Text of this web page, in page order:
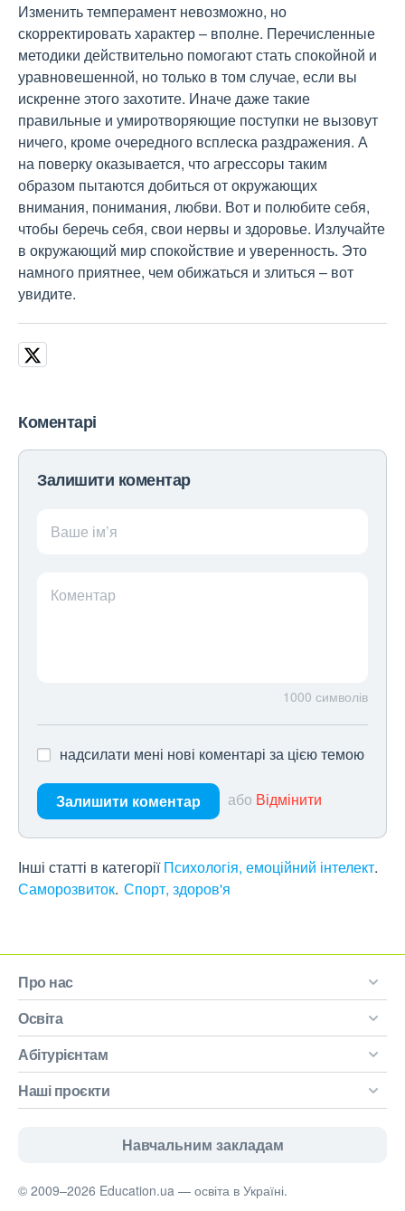
Изменить темперамент невозможно, но
скорректировать характер – вполне. Перечисленные
методики действительно помогают стать спокойной и
уравновешенной, но только в том случае, если вы
искренне этого захотите. Иначе даже такие
правильные и умиротворяющие поступки не вызовут
ничего, кроме очередного всплеска раздражения. А
на поверку оказывается, что агрессоры таким
образом пытаются добиться от окружающих
внимания, понимания, любви. Вот и полюбите себя,
чтобы беречь себя, свои нервы и здоровье. Излучайте
в окружающий мир спокойствие и уверенность. Это
намного приятнее, чем обижаться и злиться – вот
увидите.
Коментарі
Залишити коментар
Ваше ім’я
Коментар
1000 символів
надсилати мені нові коментарі за цією темою
Залишити коментар або Відмінити
Інші статті в категорії Психологія, емоційний інтелект
Саморозвиток Спорт, здоров'я
Про нас
Освіта
Абітурієнтам
Наші проєкти
Навчальним закладам
© 2009–2026 Education.ua — освіта в Україні.